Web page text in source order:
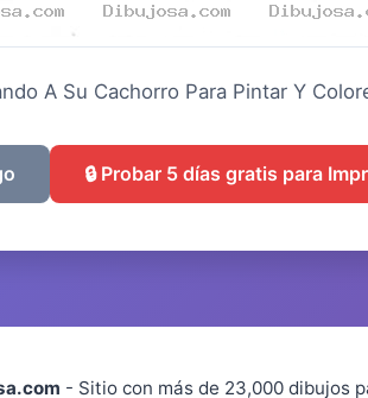
A Su Cachorro Para Pintar Y
🔒 Probar 5 días gratis para
- Sitio con más de 23,000 dibujos